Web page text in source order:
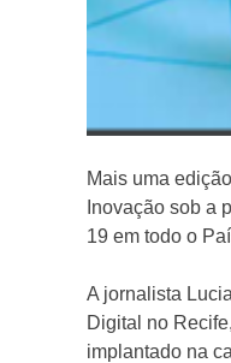
Mais uma
Inovação sob a
19 em todo o
A jornalista
Digital no
implantado na